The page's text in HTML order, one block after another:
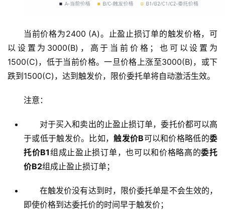
当前价格为2400 (A)。止盈止损订单的触发价格，可
以设置为3000(B)，高于当前价格；也可以设置为
1500(C)，低于当前价格。一旦价格上涨至3000(B)，或下
跌到1500(C)，达到触发价，限价委托单将自动激活生效。
注意：
对于买入和卖出的止盈止损订单，委托价都可以高
于或低于触发价。比如，触发价B可以和价格略低的委
托价B1组成止盈止损订单，也可以和价格略高的委托
价B2组成止盈止损订单；
在触发价没有达到时，限价委托单是不会生效的，
即使价格到达委托价的时间早于触发价；